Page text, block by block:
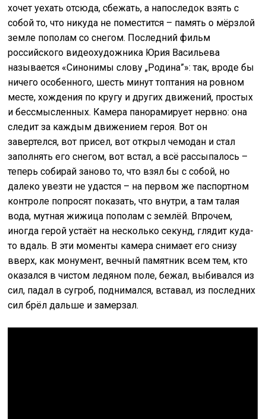
хочет уехать отсюда, сбежать, а напоследок взять с
собой то, что никуда не поместится – память о мёрзлой
земле пополам со снегом. Последний фильм
российского видеохудожника Юрия Васильева
называется «Синонимы слову „Родина”»: так, вроде бы
ничего особенного, шесть минут топтания на ровном
месте, хождения по кругу и других движений, простых
и бессмысленных. Камера панорамирует нервно: она
следит за каждым движением героя. Вот он
завертелся, вот присел, вот открыл чемодан и стал
заполнять его снегом, вот встал, а всё рассыпалось –
теперь собирай заново то, что взял бы с собой, но
далеко увезти не удастся – на первом же паспортном
контроле попросят показать, что внутри, а там талая
вода, мутная жижица пополам с землёй. Впрочем,
иногда герой устаёт на несколько секунд, глядит куда-
то вдаль. В эти моменты камера снимает его снизу
вверх, как монумент, вечный памятник всем тем, кто
оказался в чистом ледяном поле, бежал, выбивался из
сил, падал в сугроб, поднимался, вставал, из последних
сил брёл дальше и замерзал.